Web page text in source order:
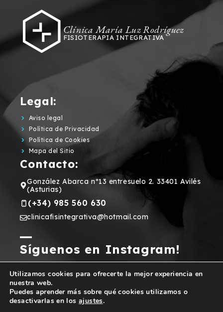
Clínica María Luz Rodríguez
FISIOTERAPIA INTEGRATIVA
Legal:
Aviso legal
Política de Privacidad
Política de Cookies
Mapa del Sitio
Contacto:
González Abarca nº13 entresuelo 2. 33401 Avilés
(Asturias)
(+34) 985 560 630
clinicafisintegrativa@hotmail.com
Síguenos en Instagram!
© 2026 Clínica María Luz Rodríguez. Fisioterapia
Integrativa • Diseño y Desarrollo web
Utilizamos cookies para ofrecerte la mejor experiencia en
nuestra web.
Puedes aprender más sobre qué cookies utilizamos o
desactivarlas en los ajustes.